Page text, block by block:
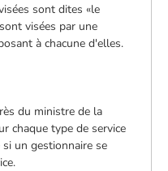
sont dites «le
visées par une
à chacune d'elles.
du ministre de la
chaque type de service
un gestionnaire se